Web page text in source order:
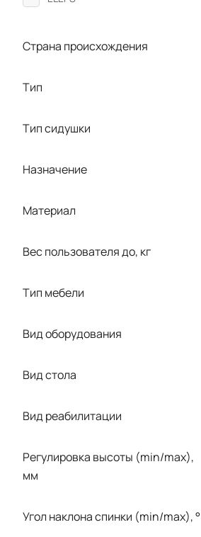
GMR
HERCULES
Howard Wright
LOJER
MET
PHU Technomex
Schmitz
Страна происхождения
Тип
Тип сидушки
Назначение
Материал
Вес пользователя до, кг
Тип мебели
Вид оборудования
Вид стола
Вид реабилитации
Регулировка высоты (min/max),
мм
Угол наклона спинки (min/max), °